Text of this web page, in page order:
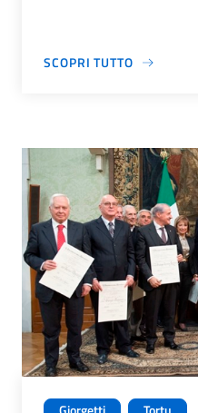
SCOPRI TUTTO